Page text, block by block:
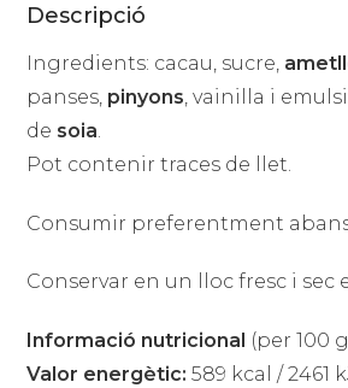
Descripció
Ingredients: cacau, sucre,
panses, pinyons , vainilla i
de soia
Pot contenir traces de llet.
Consumir preferentment abans
Conservar en un lloc fresc i sec
Informació nutricional (per 100
Valor energètic: 589 kcal / 2461